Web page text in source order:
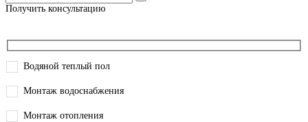
Получить консультацию
Водяной теплый пол
Монтаж водоснабжения
Монтаж отопления